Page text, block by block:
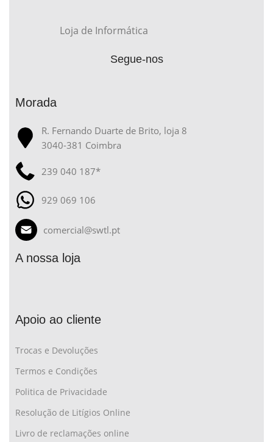
Loja de Informática
Segue-nos
Morada
R. Fernando Duarte de Brito, loja 8
3040-381 Coimbra
239 040 187*
929 069 106
comercial@swtl.pt
A nossa loja
Apoio ao cliente
Trocas e Devoluções
Termos e Condições
Politica de Privacidade
Resolução de Litígios Online
Livro de reclamações online